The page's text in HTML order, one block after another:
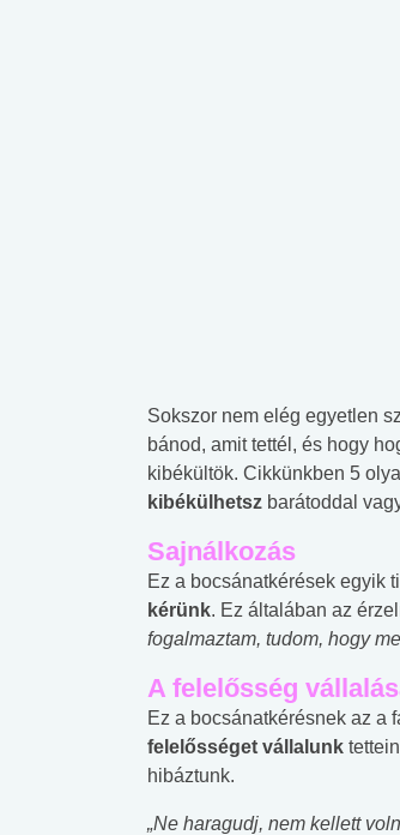
Sokszor nem elég egyetlen
bánod, amit tettél, és hogy
kibékültök. Cikkünkben 5
kibékülhetsz barátoddal
Sajnálkozás
Ez a bocsánatkérések egyik
kérünk. Ez általában az
fogalmaztam, tudom, hogy
A felelősség
Ez a bocsánatkérésnek az a
felelősséget vállalunk
hibáztunk.
„Ne haragudj, nem kellett